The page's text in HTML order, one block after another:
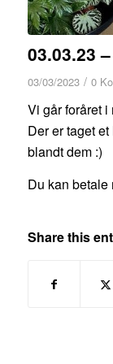
03.03.23
03/03/2023 / 0
Vi går foråret
Der er taget
blandt dem :)
Du kan betale
Share this